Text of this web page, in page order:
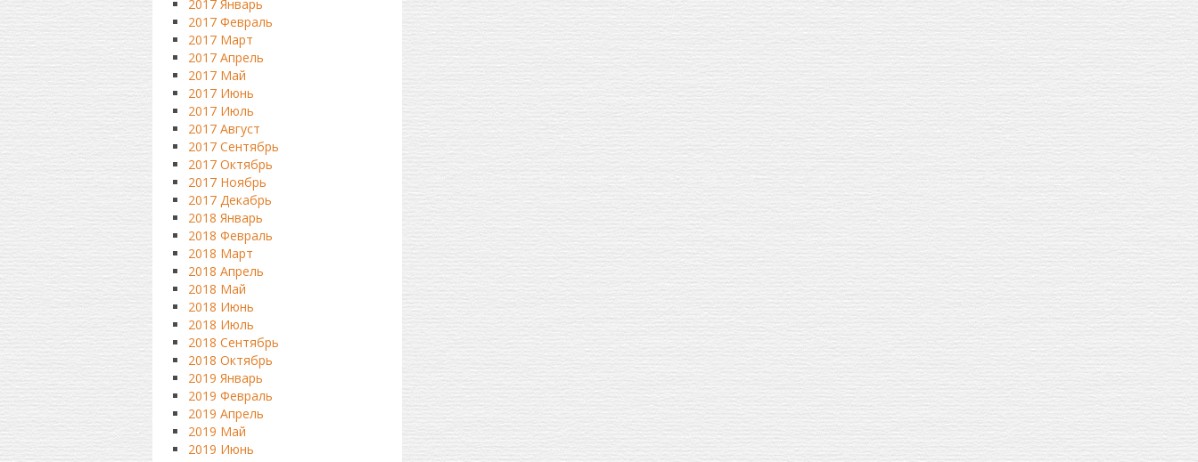
2017 Январь
2017 Февраль
2017 Март
2017 Апрель
2017 Май
2017 Июнь
2017 Июль
2017 Август
2017 Сентябрь
2017 Октябрь
2017 Ноябрь
2017 Декабрь
2018 Январь
2018 Февраль
2018 Март
2018 Апрель
2018 Май
2018 Июнь
2018 Июль
2018 Сентябрь
2018 Октябрь
2019 Январь
2019 Февраль
2019 Апрель
2019 Май
2019 Июнь